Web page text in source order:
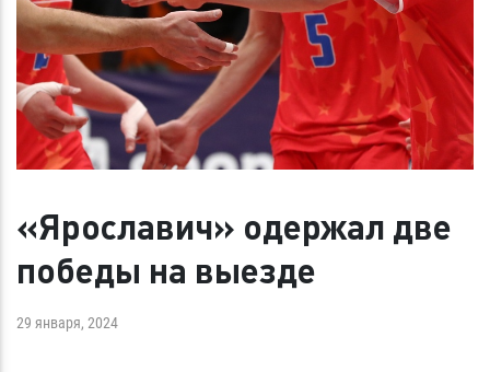
«Ярославич» одержал две
победы на выезде
29 января, 2024